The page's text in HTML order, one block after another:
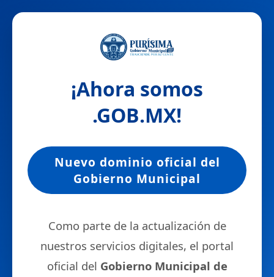
¡Ahora somos
.GOB.MX!
Nuevo dominio oficial del
Gobierno Municipal
Como parte de la actualización de
nuestros servicios digitales, el portal
oficial del Gobierno Municipal de